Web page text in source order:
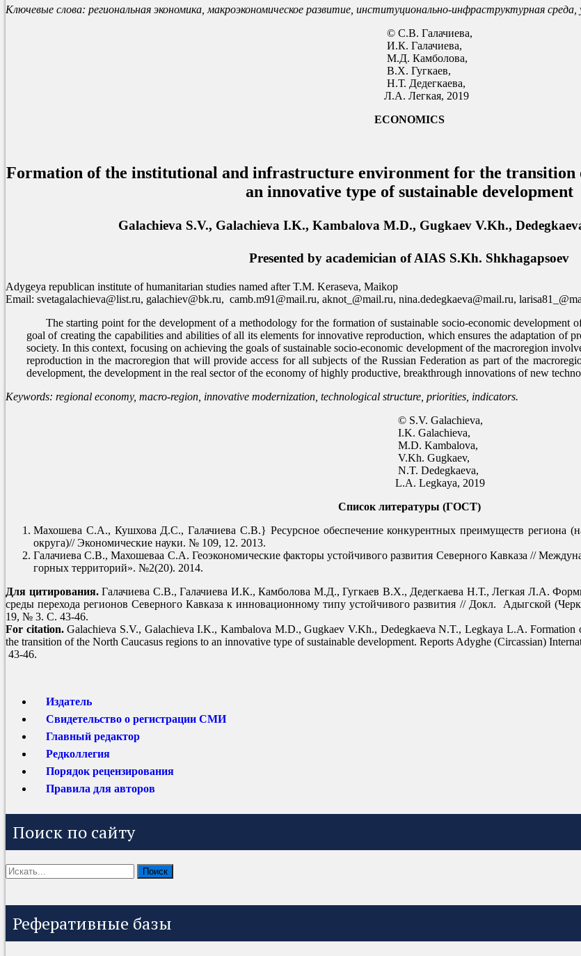
Ключевые слова: региональная экономика, макроэкономическое развитие, институционально-инфраструктурная
© С.В. Галачиева,
И.К. Галачиева,
М.Д. Камболова,
В.Х. Гугкаев,
Н.Т. Дедегкаева,
Л.А. Легкая, 2019
ECONOMICS
Formation of the institutional and infrastructure environment for the transition
an innovative type of sustainable development
Galachieva S.V., Galachieva I.K., Kambalova M.D., Gugkaev V.Kh.,
Presented by academician of AIAS S.Kh. Shkhagapsoev
Adygeya republican institute of humanitarian studies named after T.M. Keraseva, Maikop
Email: svetagalachieva@list.ru, galachiev@bk.ru, camb.m91@mail.ru, aknot_@mail.ru, nina.dedegkaeva@mail.ru,
The starting point for the development of a methodology for the formation of sustainable socio-economic development
goal of creating the capabilities and abilities of all its elements for innovative reproduction, which ensures the adaptation of
society. In this context, focusing on achieving the goals of sustainable socio-economic development of the macroregion
reproduction in the macroregion that will provide access for all subjects of the Russian Federation as part of the
development, the development in the real sector of the economy of highly productive, breakthrough innovations of new
Keywords: regional economy, macro-region, innovative modernization, technological structure, priorities, indicators.
© S.V. Galachieva,
I.K. Galachieva,
M.D. Kambalova,
V.Kh. Gugkaev,
N.T. Dedegkaeva,
L.A. Legkaya, 2019
Список литературы (ГОСТ)
Махошева С.А., Кушхова Д.С., Галачиева С.В.} Ресурсное обеспечение конкурентных преимуществ региона (на
округа)// Экономические науки. № 109, 12. 2013.
Галачиева С.В., Махошеваа С.А. Геоэкономические факторы устойчивого развития Северного Кавказа //
горных территорий». №2(20). 2014.
Для цитирования.Галачиева С.В., Галачиева И.К., Камболова М.Д., Гугкаев В.Х., Дедегкаева Н.Т., Легкая Л.А.
среды перехода регионов Северного Кавказа к инновационному типу устойчивого развития // Докл. Адыгской
19, № 3. C. 43-46.
For citation.Galachieva S.V., Galachieva I.K., Kambalova M.D., Gugkaev V.Kh., Dedegkaeva N.T., Legkaya L.A. Formation
the transition of the North Caucasus regions to an innovative type of sustainable development. Reports Adyghe (Circassian)
43-46.
Издатель
Свидетельство о регистрации СМИ
Главный редактор
Редколлегия
Порядок рецензирования
Правила для авторов
Поиск по сайту
Реферативные базы